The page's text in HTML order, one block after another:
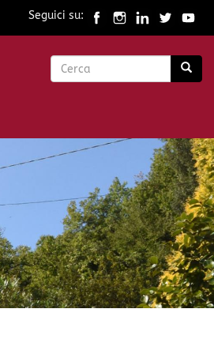
Seguici su:
Form